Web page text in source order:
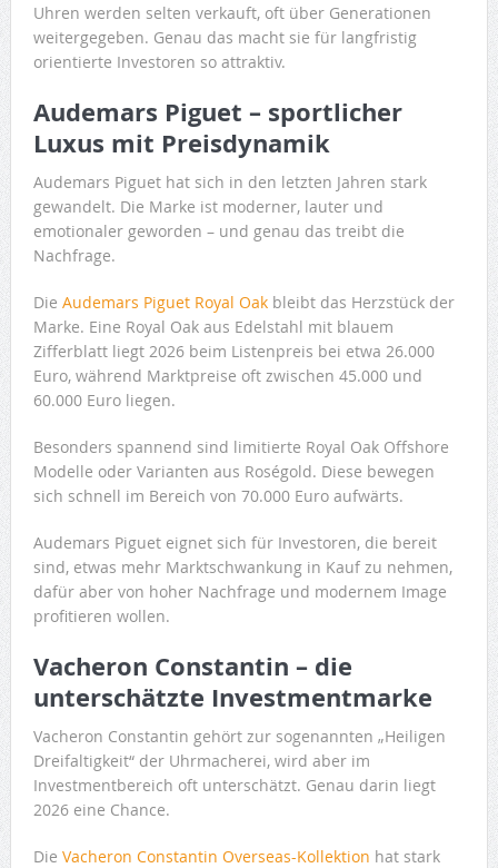
Uhren werden selten verkauft, oft über Generationen
weitergegeben. Genau das macht sie für langfristig
orientierte Investoren so attraktiv.
Audemars Piguet – sportlicher
Luxus mit Preisdynamik
Audemars Piguet hat sich in den letzten Jahren stark
gewandelt. Die Marke ist moderner, lauter und
emotionaler geworden – und genau das treibt die
Nachfrage.
Die Audemars Piguet Royal Oakbleibt das Herzstück der
Marke. Eine Royal Oak aus Edelstahl mit blauem
Zifferblatt liegt 2026 beim Listenpreis bei etwa 26.000
Euro, während Marktpreise oft zwischen 45.000 und
60.000 Euro liegen.
Besonders spannend sind limitierte Royal Oak Offshore
Modelle oder Varianten aus Roségold. Diese bewegen
sich schnell im Bereich von 70.000 Euro aufwärts.
Audemars Piguet eignet sich für Investoren, die bereit
sind, etwas mehr Marktschwankung in Kauf zu nehmen,
dafür aber von hoher Nachfrage und modernem Image
profitieren wollen.
Vacheron Constantin – die
unterschätzte Investmentmarke
Vacheron Constantin gehört zur sogenannten „Heiligen
Dreifaltigkeit“ der Uhrmacherei, wird aber im
Investmentbereich oft unterschätzt. Genau darin liegt
2026 eine Chance.
Die Vacheron Constantin Overseas-Kollektion hat stark